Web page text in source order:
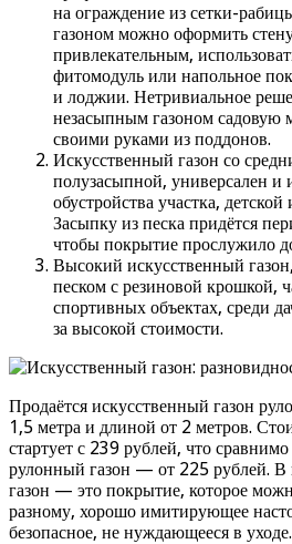
на ограждение из сетки-
газоном можно оформить
привлекательным,
фитомодуль или напольное
и лоджии. Нетривиальное
незасыпным газоном садовую
своими руками из поддонов.
Искусственный газон со
полузасыпной, универсален и
обустройства участка,
Засыпку из песка придётся
чтобы покрытие прослужило
Высокий искусственный
песком с резиновой крошкой,
спортивных объектах, среди
за высокой стоимости.
Продаётся искусственный газон
1,5 метра и длиной от 2 метров.
стартует с 239 рублей, что
рулонный газон — от 225 рублей. В
газон — это покрытие, которое
разному, хорошо имитирующее
безопасное, не нуждающееся в уходе.